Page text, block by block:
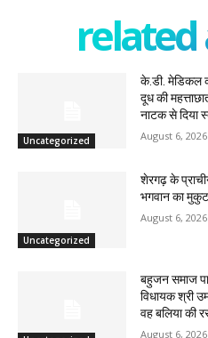
related
Uncategorized
के.डी. मेडिकल
दूध की
नाटक से दिया
August 6, 2026
Uncategorized
शेरगढ़ के
भगवान का
August 6, 2026
बहुजन समाज
विधायक श्री
वह बलिया की
August 6, 2026